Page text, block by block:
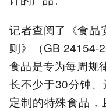
记者查阅了《食品
则》（GB 24154-
食品是专为每周规
长不少于30分钟
定制的特殊食品